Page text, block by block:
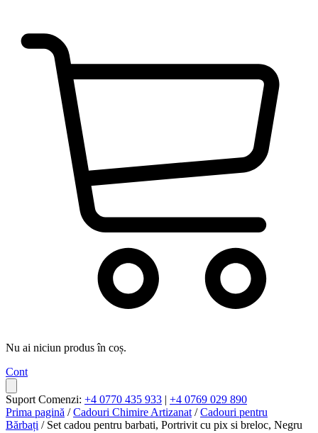
Nu ai niciun produs în coș.
Cont
Suport Comenzi: +4 0770 435 933 | +4 0769 029 890
Prima pagină /Cadouri Chimire Artizanat /Cadouri pentru
Bărbați / Set cadou pentru barbati, Portrivit cu pix si breloc, Negru